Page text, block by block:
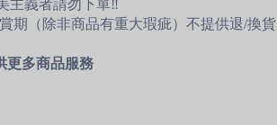
主義者請勿下單‼️
期（除非商品有重大瑕疵）不提供退/換貨
更多商品服務